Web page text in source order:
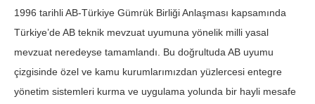
1996 tarihli AB-Türkiye Gümrük Birliği Anlaşması kapsamında
Türkiye’de AB teknik mevzuat uyumuna yönelik milli yasal
mevzuat neredeyse tamamlandı. Bu doğrultuda AB uyumu
çizgisinde özel ve kamu kurumlarımızdan yüzlercesi entegre
yönetim sistemleri kurma ve uygulama yolunda bir hayli mesafe